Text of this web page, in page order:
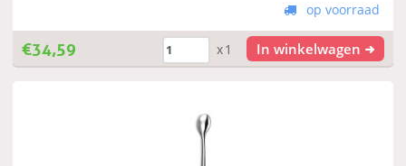
op voorraad
€34,59 x1 In winkelwagen